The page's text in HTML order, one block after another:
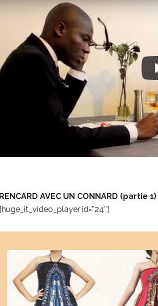
RENCARD AVEC UN CONNARD (partie 1)
[huge_it_video_player id=”24″]